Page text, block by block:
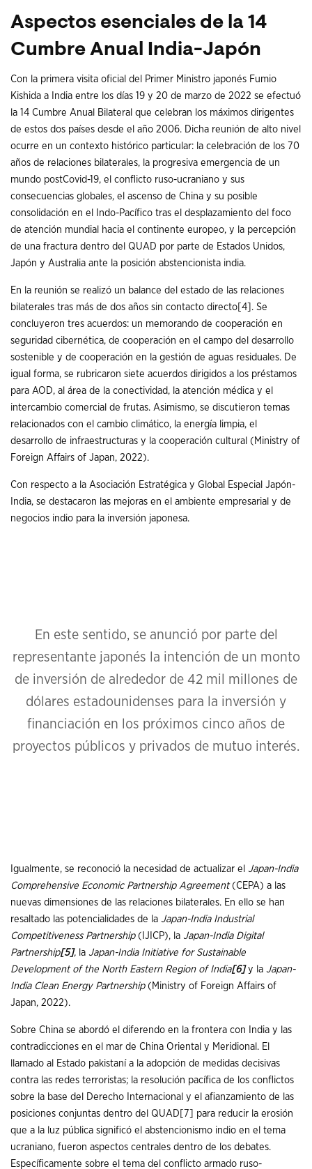
Aspectos esenciales de la 14
Cumbre Anual India-Japón
Con la primera visita oficial del Primer Ministro japonés Fumio
Kishida a India entre los días 19 y 20 de marzo de 2022 se efectuó
la 14 Cumbre Anual Bilateral que celebran los máximos dirigentes
de estos dos países desde el año 2006. Dicha reunión de alto nivel
ocurre en un contexto histórico particular: la celebración de los 70
años de relaciones bilaterales, la progresiva emergencia de un
mundo postCovid-19, el conflicto ruso-ucraniano y sus
consecuencias globales, el ascenso de China y su posible
consolidación en el Indo-Pacífico tras el desplazamiento del foco
de atención mundial hacia el continente europeo, y la percepción
de una fractura dentro del QUAD por parte de Estados Unidos,
Japón y Australia ante la posición abstencionista india.
En la reunión se realizó un balance del estado de las relaciones
bilaterales tras más de dos años sin contacto directo [4] . Se
concluyeron tres acuerdos: un memorando de cooperación en
seguridad cibernética, de cooperación en el campo del desarrollo
sostenible y de cooperación en la gestión de aguas residuales. De
igual forma, se rubricaron siete acuerdos dirigidos a los préstamos
para AOD, al área de la conectividad, la atención médica y el
intercambio comercial de frutas. Asimismo, se discutieron temas
relacionados con el cambio climático, la energía limpia, el
desarrollo de infraestructuras y la cooperación cultural (Ministry of
Foreign Affairs of Japan, 2022).
Con respecto a la Asociación Estratégica y Global Especial Japón-
India, se destacaron las mejoras en el ambiente empresarial y de
negocios indio para la inversión japonesa.
En este sentido, se anunció por parte del
representante japonés la intención de un monto
de inversión de alrededor de 42 mil millones de
dólares estadounidenses para la inversión y
financiación en los próximos cinco años de
proyectos públicos y privados de mutuo interés.
Igualmente, se reconoció la necesidad de actualizar el Japan-India
Comprehensive Economic Partnership Agreement(CEPA) a las
nuevas dimensiones de las relaciones bilaterales. En ello se han
resaltado las potencialidades de la Japan-India Industrial
Competitiveness Partnership(IJICP), la Japan-India Digital
Partnership[5], la Japan-India Initiative for Sustainable
Development of the North Eastern Region of India[6] y la Japan-
India Clean Energy Partnership(Ministry of Foreign Affairs of
Japan, 2022).
Sobre China se abordó el diferendo en la frontera con India y las
contradicciones en el mar de China Oriental y Meridional. El
llamado al Estado pakistaní a la adopción de medidas decisivas
contra las redes terroristas; la resolución pacífica de los conflictos
sobre la base del Derecho Internacional y el afianzamiento de las
posiciones conjuntas dentro del QUAD [7]
para reducir la erosión
que a la luz pública significó el abstencionismo indio en el tema
ucraniano, fueron aspectos centrales dentro de los debates.
Específicamente sobre el tema del conflicto armado ruso-